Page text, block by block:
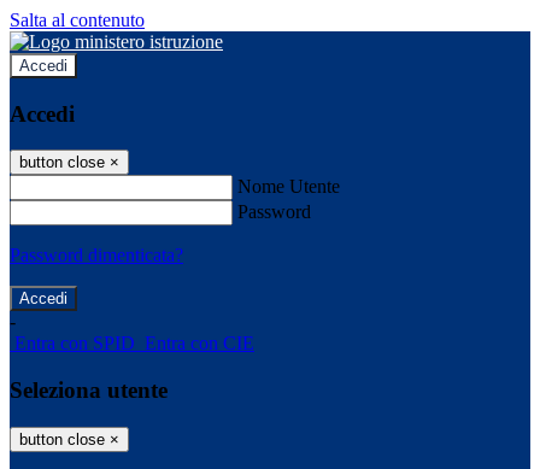
Salta al contenuto
Accedi
Accedi
button close ×
Nome Utente
Password
Password dimenticata?
-
Entra con SPID Entra con CIE
Seleziona utente
button close ×